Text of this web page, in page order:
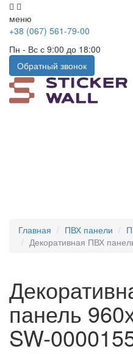
меню
+38 (067) 561-79-00
Пн - Вс с 9:00 до 18:00
Обратный звонок
Главная ПВХ панели
Декоративная ПВХ
панель
SW-